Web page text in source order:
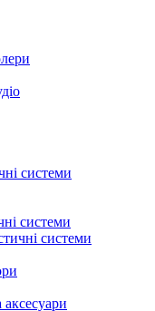
системи
системи
системи
аксесуари